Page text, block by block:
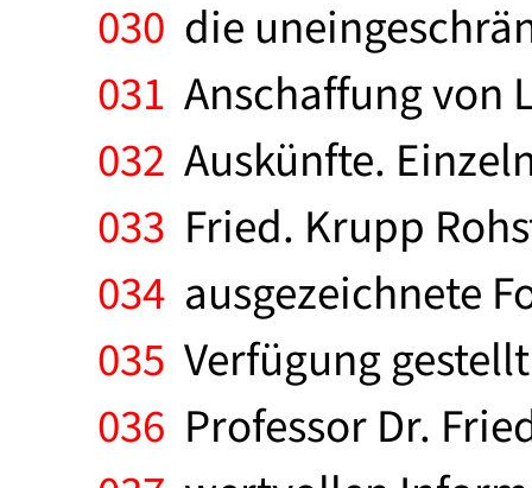
030 die
031 Anschaffung von
032 Auskünfte.
033 Fried. Krupp
034 ausgezeichnete
035 Verfügung
036 Professor Dr.